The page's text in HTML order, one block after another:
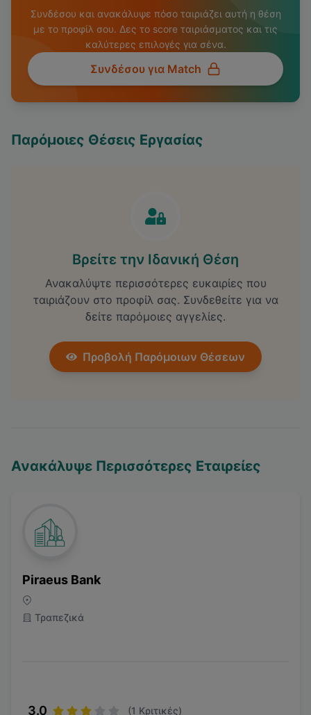
Συνδέσου και ανακάλυψε πόσο ταιριάζει αυτή η θέση
με το προφίλ σου. Δες το score ταιριάσματος και τις
καλύτερες επιλογές για σένα.
Συνδέσου για Match
Παρόμοιες Θέσεις Εργασίας
Βρείτε την Ιδανική Θέση
Ανακαλύψτε περισσότερες ευκαιρίες που
ταιριάζουν στο προφίλ σας. Συνδεθείτε για να
δείτε παρόμοιες αγγελίες.
Προβολή Παρόμοιων Θέσεων
Ανακάλυψε Περισσότερες Εταιρείες
Piraeus Bank
Τραπεζικά
3.0 (1 Κριτικές)